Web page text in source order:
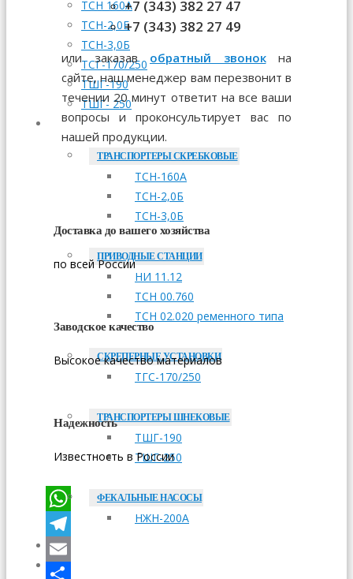
ТСН 160А
ТСН-2,0Б
ТСН-3,0Б
ТСГ-170/250
ТШГ-190
ТШГ- 250
ЗАПЧАСТИ
ТРАНСПОРТЕРЫ СКРЕБКОВЫЕ
ТСН-160А
ТСН-2,0Б
ТСН-3,0Б
ПРИВОДНЫЕ СТАНЦИИ
НИ 11.12
ТСН 00.760
ТСН 02.020 ременного типа
СКРЕПЕРНЫЕ УСТАНОВКИ
ТГС-170/250
ТРАНСПОРТЕРЫ ШНЕКОВЫЕ
ТШГ-190
ТШГ-250
ФЕКАЛЬНЫЕ НАСОСЫ
НЖН-200А
+7 (343) 382 27 47
+7 (343) 382 27 49
или заказав обратный звонокна
сайте, наш менеджер вам перезвонит в
течении 20 минут ответит на все ваши
вопросы и проконсультирует вас по
нашей продукции.
Доставка до вашего хозяйства
по всей России
Заводское качество
Высокое качество материалов
Надежность
Известность в России
WhatsApp
Telegram
Email